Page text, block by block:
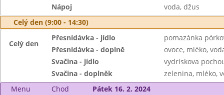
Nápoj
voda, džus
Celý den (9:00 - 14:30)
Celý den
Přesnídávka - jídlo
pomazánka
Přesnídávka - doplně
ovoce, mléko,
Svačina - jídlo
vydrískova
Svačina - doplněk
zelenina, mléko,
Menu
Chod
Pátek 16. 2. 2024